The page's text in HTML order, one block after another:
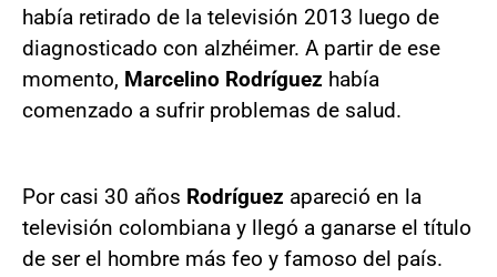
había retirado de la televisión 2013 luego de
diagnosticado con alzhéimer. A partir de ese
momento, Marcelino Rodríguez había
comenzado a sufrir problemas de salud.
Por casi 30 años Rodríguez apareció en la
televisión colombiana y llegó a ganarse el título
de ser el hombre más feo y famoso del país.